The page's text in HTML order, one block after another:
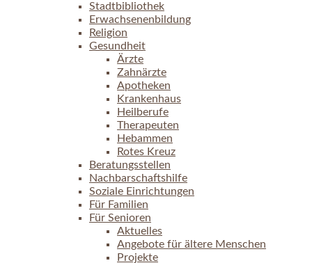
Stadtbibliothek
Erwachsenenbildung
Religion
Gesundheit
Ärzte
Zahnärzte
Apotheken
Krankenhaus
Heilberufe
Therapeuten
Hebammen
Rotes Kreuz
Beratungsstellen
Nachbarschaftshilfe
Soziale Einrichtungen
Für Familien
Für Senioren
Aktuelles
Angebote für ältere Menschen
Projekte